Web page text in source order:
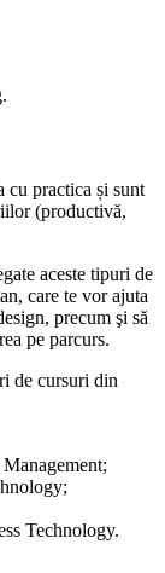
cu practica și sunt
(productivă,
aceste tipuri de
care te vor ajuta
precum şi să
pe parcurs.
de cursuri din
Technology.